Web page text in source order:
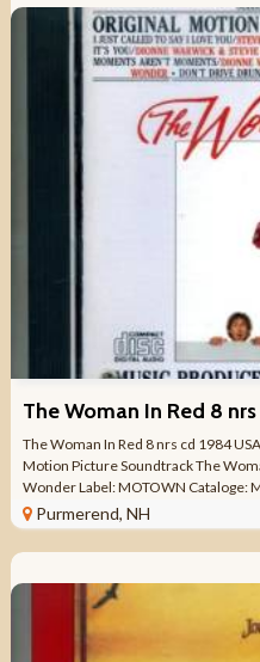
The Woman In Red 8 nrs
The Woman In Red 8 nrs cd 1984
Motion Picture Soundtrack The
Wonder Label: MOTOWN Cataloge:
Format: CD Uitgegeven: 1984 ...
Purmerend, NH